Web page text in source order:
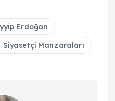
Erdoğan
Siyasetçi Manzaraları